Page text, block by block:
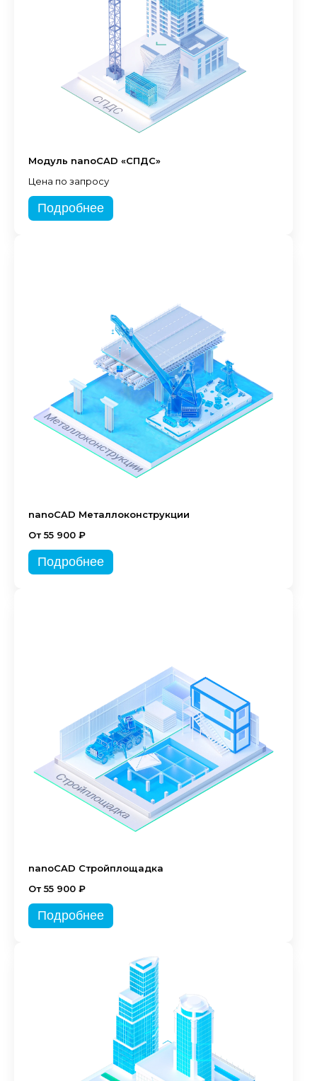
Модуль nanoCAD «СПДС»
Цена по запросу
Подробнее
nanoCAD Металлоконструкции
От 55 900 ₽
Подробнее
nanoCAD Стройплощадка
От 55 900 ₽
Подробнее